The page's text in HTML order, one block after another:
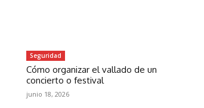
Seguridad
Cómo organizar el vallado de un
concierto o festival
junio 18, 2026